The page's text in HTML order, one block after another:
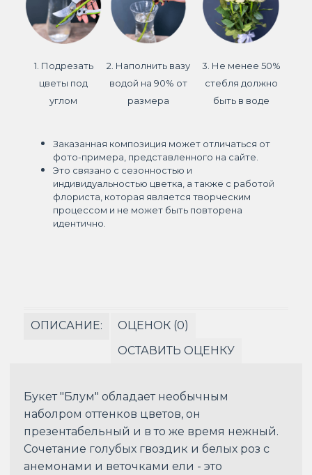
1. Подрезать
цветы под
углом
2. Наполнить вазу
водой на 90% от
размера
3. Не менее 50%
стебля должно
быть в воде
Заказанная композиция может отличаться от
фото-примера, представленного на сайте.
Это связано с сезонностью и
индивидуальностью цветка, а также с работой
флориста, которая является творческим
процессом и не может быть повторена
идентично.
ОПИСАНИЕ:
ОЦЕНОК (0)
ОСТАВИТЬ ОЦЕНКУ
Букет "Блум" обладает необычным
наболром оттенков цветов, он
презентабельный и в то же время нежный.
Сочетание голубых гвоздик и белых роз с
анемонами и веточками ели - это